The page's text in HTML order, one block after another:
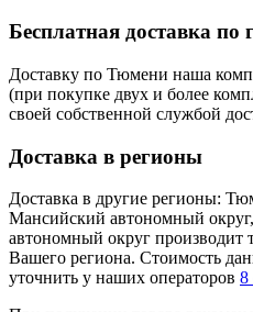
Бесплатная доставка по
Доставку по Тюмени наша
(при покупке двух и более
своей собственной службой
Доставка в регионы
Доставка в другие регионы:
Мансийский автономный
автономный округ производит
Вашего региона. Стоимость
уточнить у наших операторов 8